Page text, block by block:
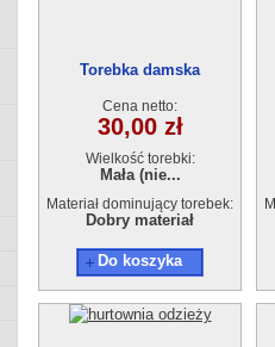
Torebka damska
Cena netto:
30,00 zł
Wielkość torebki:
Mała (nie...
Materiał dominujący torebek:
Dobry materiał
Do koszyka